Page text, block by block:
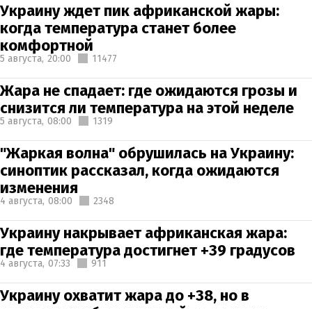
Украину ждет пик африканской жары:
когда температура станет более
комфортной
5 августа, 20:00 11477
Жара не спадает: где ожидаются грозы и
снизится ли температура на этой неделе
5 августа, 08:00 1319
"Жаркая волна" обрушилась на Украину:
синоптик рассказал, когда ожидаются
изменения
4 августа, 08:00 2348
Украину накрывает африканская жара:
где температура достигнет +39 градусов
4 августа, 07:33 911
Украину охватит жара до +38, но в